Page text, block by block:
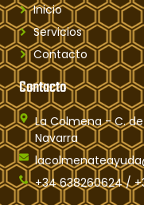
Inicio
Servicios
Contacto
Contacto
La Colmena - C. de
Navarra
+34 638260624 /